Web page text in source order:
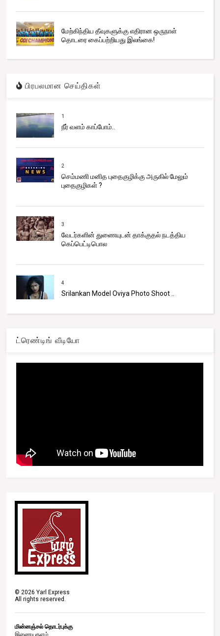
மேற்கிந்திய தீவுகளுக்கு எதிரான ஒருநாள்
தொடரை கைப்பற்றியது இலங்கை!
பிரபலமான செய்திகள்
1
நீர் வளம் காப்போம்..
2
செம்மணி மனித புதைகுழிக்கு அருகில் மேலும்
புதைகுழிகள் ?
3
வேடர்களின் துணையுடன் தாக்குதல் நடத்திய
கெப்பெட்டிபொல
4
Srilankan Model Oviya Photo Shoot ..
ட்ரெண்டிங் வீடியோ
©2026 Yarl Express
All rights reserved.
மின்னஞ்சல் தொடர்புக்கு